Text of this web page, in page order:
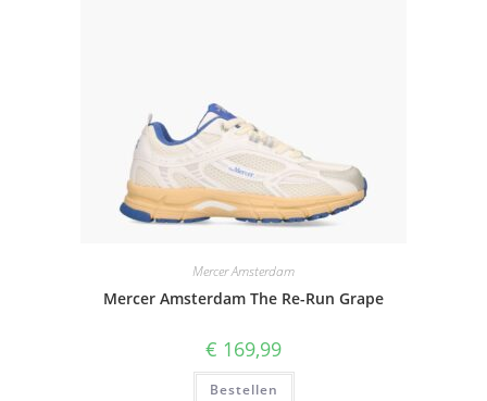
Mercer Amsterdam
Mercer Amsterdam The Re-Run Grape
€ 169,99
Bestellen